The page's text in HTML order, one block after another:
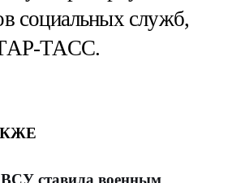
социальных служб,
ТАСС.